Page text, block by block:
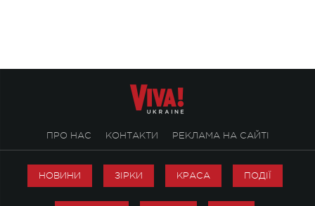
ПРО НАС КОНТАКТИ РЕКЛАМА НА САЙТІ
НОВИНИ ЗІРКИ КРАСА ПОДІЇ